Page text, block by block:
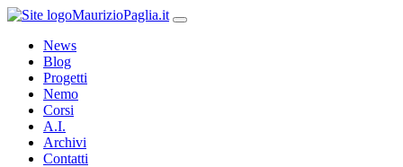
MaurizioPaglia.it
News
Blog
Progetti
Nemo
Corsi
A.I.
Archivi
Contatti